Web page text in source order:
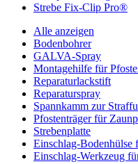
Strebe Fix-Clip Pro®
Alle anzeigen
Bodenbohrer
GALVA-Spray
Montagehilfe für
Reparaturlackstift
Reparaturspray
Spannkamm zur
Pfostenträger für
Strebenplatte
Einschlag-Bodenhülse
Einschlag-Werkzeug